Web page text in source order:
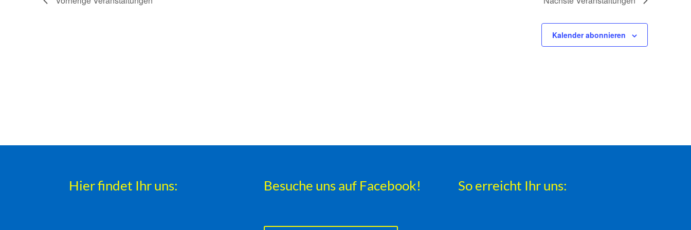
Kalender abonnieren
Hier findet Ihr uns: Besuche uns auf Facebook! So erreicht Ihr uns: